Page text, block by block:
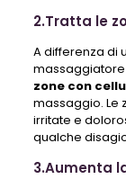
2.Tratta le
A differenza di
massaggiatore
zone con
massaggio. Le
irritate e
qualche
3.Aumenta